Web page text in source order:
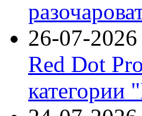
26-07-2026
Red Dot
категории